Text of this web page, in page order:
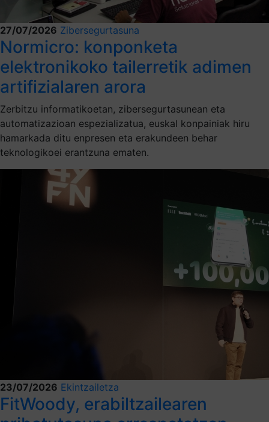
27/07/2026 Zibersegurtasuna
Normicro: konponketa
elektronikoko tailerretik adimen
artifizialaren arora
Zerbitzu informatikoetan, zibersegurtasunean eta
automatizazioan espezializatua, euskal konpainiak hiru
hamarkada ditu enpresen eta erakundeen behar
teknologikoei erantzuna ematen.
23/07/2026 Ekintzailetza
FitWoody, erabiltzailearen